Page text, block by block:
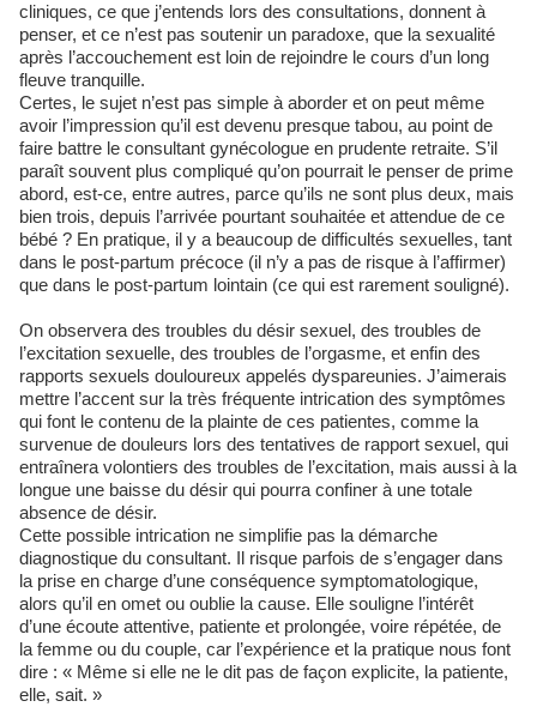
cliniques, ce que j’entends lors des consultations, donnent à
penser, et ce n’est pas soutenir un paradoxe, que la sexualité
après l’accouchement est loin de rejoindre le cours d’un long
fleuve tranquille.
Certes, le sujet n’est pas simple à aborder et on peut même
avoir l’impression qu’il est devenu presque tabou, au point de
faire battre le consultant gynécologue en prudente retraite. S’il
paraît souvent plus compliqué qu’on pourrait le penser de prime
abord, est-ce, entre autres, parce qu’ils ne sont plus deux, mais
bien trois, depuis l’arrivée pourtant souhaitée et attendue de ce
bébé ? En pratique, il y a beaucoup de difficultés sexuelles, tant
dans le post-partum précoce (il n’y a pas de risque à l’affirmer)
que dans le post-partum lointain (ce qui est rarement souligné).
On observera des troubles du désir sexuel, des troubles de
l’excitation sexuelle, des troubles de l’orgasme, et enfin des
rapports sexuels douloureux appelés dyspareunies. J’aimerais
mettre l’accent sur la très fréquente intrication des symptômes
qui font le contenu de la plainte de ces patientes, comme la
survenue de douleurs lors des tentatives de rapport sexuel, qui
entraînera volontiers des troubles de l’excitation, mais aussi à la
longue une baisse du désir qui pourra confiner à une totale
absence de désir.
Cette possible intrication ne simplifie pas la démarche
diagnostique du consultant. Il risque parfois de s’engager dans
la prise en charge d’une conséquence symptomatologique,
alors qu’il en omet ou oublie la cause. Elle souligne l’intérêt
d’une écoute attentive, patiente et prolongée, voire répétée, de
la femme ou du couple, car l’expérience et la pratique nous font
dire : « Même si elle ne le dit pas de façon explicite, la patiente,
elle, sait. »